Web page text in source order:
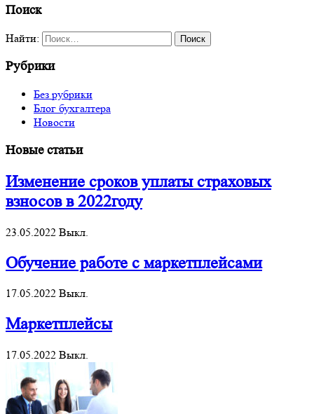
Поиск
Найти:
Рубрики
Без рубрики
Блог бухгалтера
Новости
Новые статьи
Изменение сроков уплаты страховых
взносов в 2022году
23.05.2022 Выкл.
Обучение работе с маркетплейсами
17.05.2022 Выкл.
Маркетплейсы
17.05.2022 Выкл.